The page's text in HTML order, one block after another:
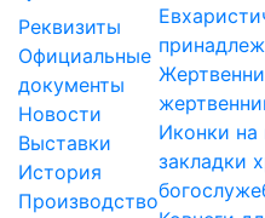
Реквизиты
Официальные
документы
Новости
Выставки
История
Производство
Иконки на
закладки